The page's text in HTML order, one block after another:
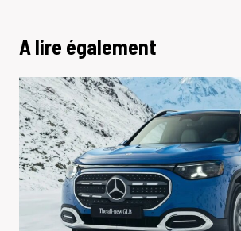
A lire également